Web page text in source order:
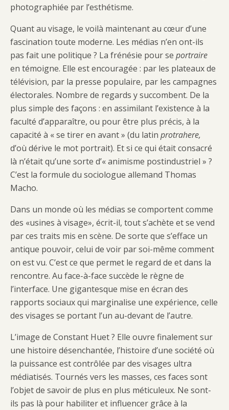
photographiée par l’esthétisme.
Quant au visage, le voilà maintenant au cœur d’une
fascination toute moderne. Les médias n’en ont-ils
pas fait une politique ? La frénésie pour se portraire
en témoigne. Elle est encouragée : par les plateaux de
télévision, par la presse populaire, par les campagnes
électorales. Nombre de regards y succombent. De la
plus simple des façons : en assimilant l’existence à la
faculté d’apparaître, ou pour être plus précis, à la
capacité à « se tirer en avant » (du latin protrahere,
d’où dérive le mot portrait). Et si ce qui était consacré
là n’était qu’une sorte d’« animisme postindustriel » ?
C’est la formule du sociologue allemand Thomas
Macho.
Dans un monde où les médias se comportent comme
des «usines à visage», écrit-il, tout s’achète et se vend
par ces traits mis en scène. De sorte que s’efface un
antique pouvoir, celui de voir par soi-même comment
on est vu. C’est ce que permet le regard de et dans la
rencontre. Au face-à-face succède le règne de
l’interface. Une gigantesque mise en écran des
rapports sociaux qui marginalise une expérience, celle
des visages se portant l’un au-devant de l’autre.
L’image de Constant Huet ? Elle ouvre finalement sur
une histoire désenchantée, l’histoire d’une société où
la puissance est contrôlée par des visages ultra
médiatisés. Tournés vers les masses, ces faces sont
l’objet de savoir de plus en plus méticuleux. Ne sont-
ils pas là pour habiliter et influencer grâce à la